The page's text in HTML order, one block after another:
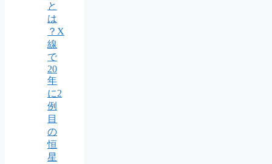
と
は
？X
線
で
20
年
に2
例
目
の
恒
星